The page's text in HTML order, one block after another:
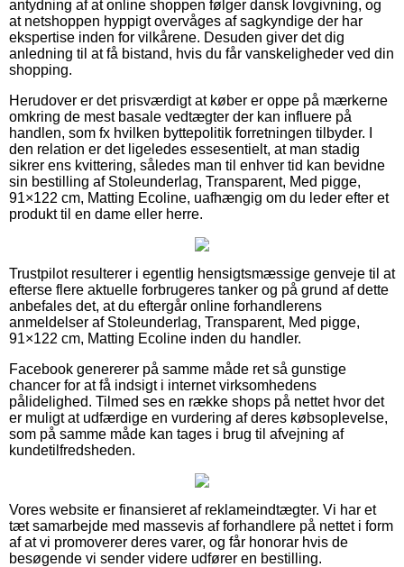
antydning af at online shoppen følger dansk lovgivning, og
at netshoppen hyppigt overvåges af sagkyndige der har
ekspertise inden for vilkårene. Desuden giver det dig
anledning til at få bistand, hvis du får vanskeligheder ved din
shopping.
Herudover er det prisværdigt at køber er oppe på mærkerne
omkring de mest basale vedtægter der kan influere på
handlen, som fx hvilken byttepolitik forretningen tilbyder. I
den relation er det ligeledes essesentielt, at man stadig
sikrer ens kvittering, således man til enhver tid kan bevidne
sin bestilling af Stoleunderlag, Transparent, Med pigge,
91×122 cm, Matting Ecoline, uafhængig om du leder efter et
produkt til en dame eller herre.
Trustpilot resulterer i egentlig hensigtsmæssige genveje til at
efterse flere aktuelle forbrugeres tanker og på grund af dette
anbefales det, at du eftergår online forhandlerens
anmeldelser af Stoleunderlag, Transparent, Med pigge,
91×122 cm, Matting Ecoline inden du handler.
Facebook genererer på samme måde ret så gunstige
chancer for at få indsigt i internet virksomhedens
pålidelighed. Tilmed ses en række shops på nettet hvor det
er muligt at udfærdige en vurdering af deres købsoplevelse,
som på samme måde kan tages i brug til afvejning af
kundetilfredsheden.
Vores website er finansieret af reklameindtægter. Vi har et
tæt samarbejde med massevis af forhandlere på nettet i form
af at vi promoverer deres varer, og får honorar hvis de
besøgende vi sender videre udfører en bestilling.